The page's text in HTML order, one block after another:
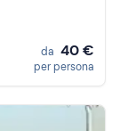
da 40 €
per persona